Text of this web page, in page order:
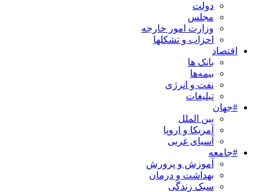
دولت
مجلس
وزارت امور خارجه
احزاب و تشکلها
اقتصاد
بانک ها
بیمه‌ها
نفت و انرژی
تبلیغات
#جهان
بین الملل
آمریکا و اروپا
آسیای غربی
#جامعه
آموزش و پرورش
بهداشت و درمان
سبک زندگی